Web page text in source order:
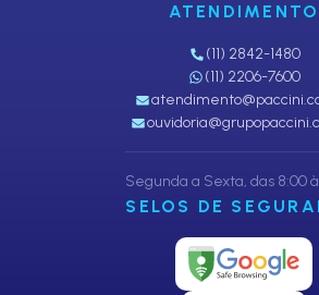
ATENDIMENTO
(11) 2842-1480
(11) 2206-7600
Segunda a Sexta, das 8:00
SELOS DE